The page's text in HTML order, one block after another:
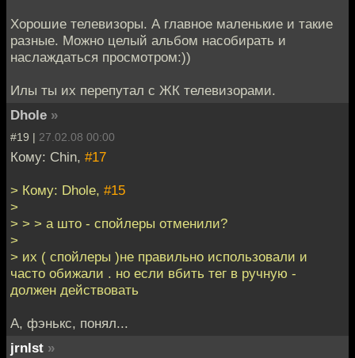
Хорошие телевизоры. А главное маленькие и такие
разные. Можно целый альбом насобирать и
наслаждаться просмотром:))
Илы ты их перепутал с ЖК телевизорами.
Dhole »
#19 | 27.02.08 00:00
Кому: Chin, #17
> Кому: Dhole, #15
>
> > > а што - спойлеры отменили?
>
> их ( спойлеры )не правильно использовали и
часто обижали . но если вбить тег в ручную -
должен действовать
А, фэнькс, понял...
jrnlst »